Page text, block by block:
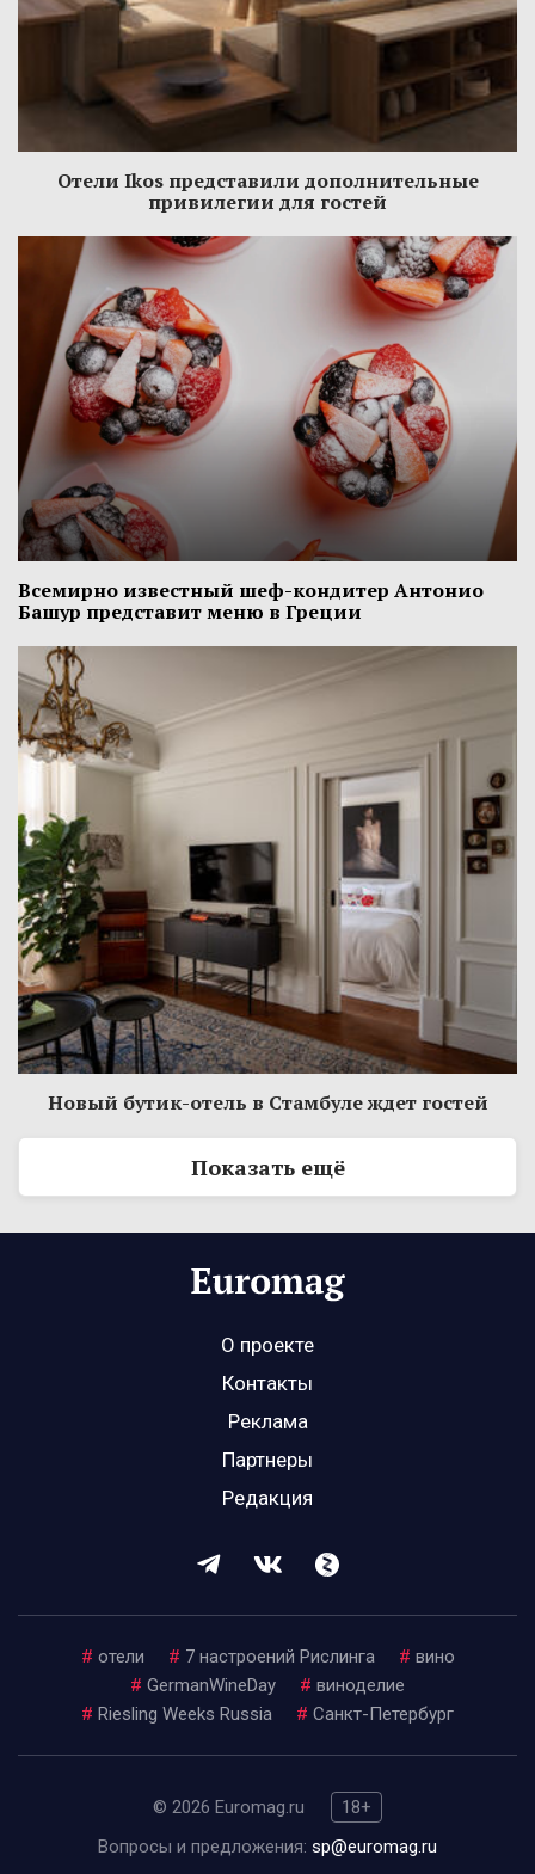
Отели Ikos представили дополнительные
привилегии для гостей
Всемирно известный шеф-кондитер Антонио
Башур представит меню в Греции
Новый бутик-отель в Стамбуле ждет гостей
Показать ещё
О проекте
Контакты
Реклама
Партнеры
Редакция
# отели # 7 настроений Рислинга # вино
# GermanWineDay # виноделие
# Riesling Weeks Russia # Санкт-Петербург
© 2026 Euromag.ru
18+
Вопросы и предложения: sp@euromag.ru